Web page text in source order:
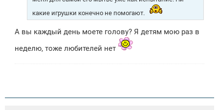
какие игрушки конечно не помогают.
А вы каждый день моете голову? Я детям мою раз в
неделю, тоже любителей нет